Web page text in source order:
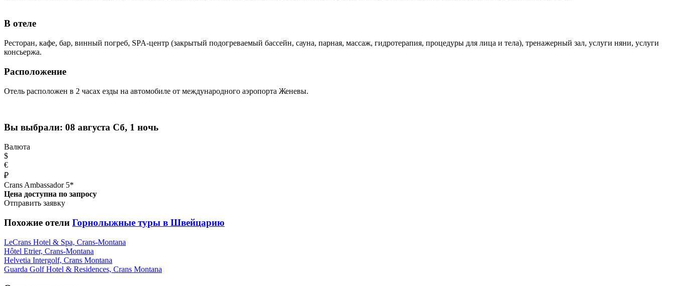
В отеле
Ресторан, кафе, бар, винный погреб, SPA-центр (закрытый подогреваемый бассейн, сауна, парная, массаж, гидротерапия, процедуры для лица и тела), тренажерный зал, услуги няни, услуги
консьержа.
Расположение
Отель расположен в 2 часах езды на автомобиле от международного аэропорта Женевы.
Вы выбрали: 08 августа Сб, 1 ночь
Валюта
$
€
₽
Crans Ambassador 5*
Цена доступна по запросу
Отправить заявку
Похожие отели Горнолыжные туры в Швейцарию
LeCrans Hotel & Spa, Crans-Montana
Hôtel Etrier, Crans-Montana
Helvetia Intergolf, Crans Montana
Guarda Golf Hotel & Residences, Crans Montana